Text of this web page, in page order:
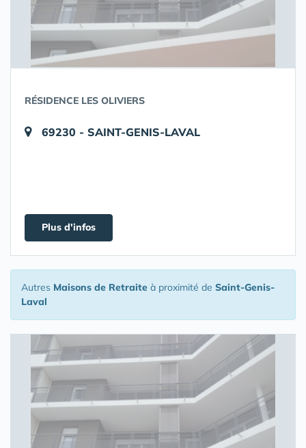
RÉSIDENCE LES OLIVIERS
69230 - SAINT-GENIS-LAVAL
Plus d'infos
Autres Maisons de Retraite à proximité de Saint-Genis-
Laval